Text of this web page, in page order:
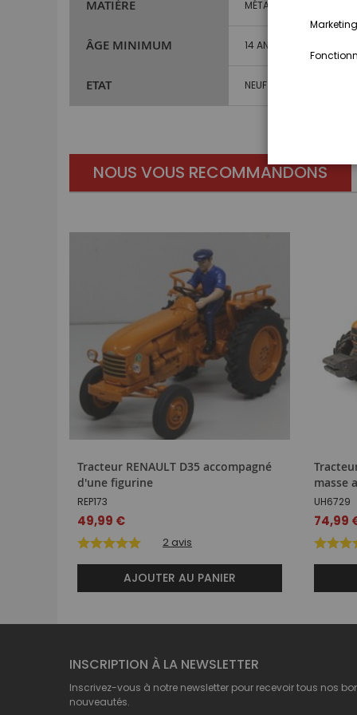
MATIÈRE MÉTAL ET PLASTIQUE
ÂGE MINIMUM 14 ANS ET PLUS
ETAT NEUF
NOUS VOUS RECOMMANDONS
Tracteur RENAULT D35 accompagné
d'une figurine
REP173
49,99 €
2 avis
AJOUTER AU PANIER
masse
UH6729
Prix
74,99
INSCRIPTION À LA NEWSLETTER
Inscrivez-vous à notre newsletter pour recevoir tous nos
nouveautés.